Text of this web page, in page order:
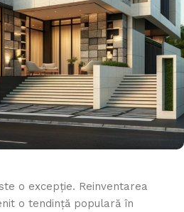
o excepție. Reinventarea
o tendință populară în